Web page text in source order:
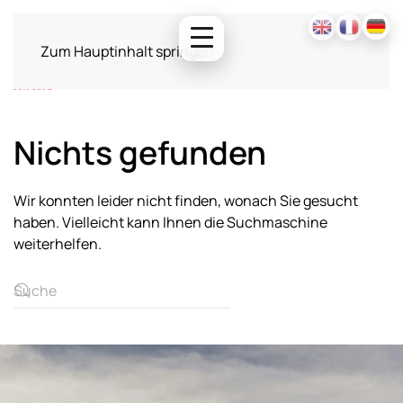
Zum Hauptinhalt springen
Nichts gefunden
Wir konnten leider nicht finden, wonach Sie gesucht
haben. Vielleicht kann Ihnen die Suchmaschine
weiterhelfen.